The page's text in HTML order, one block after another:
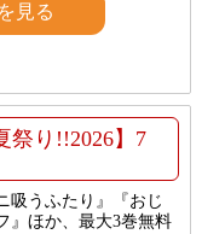
見る
祭り!!2026】7
吸うふたり』『おじ
』ほか、最大3巻無料